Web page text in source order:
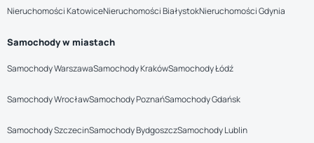
Nieruchomości KatowiceNieruchomości BiałystokNieruchomości Gdynia
Samochody w miastach
Samochody WarszawaSamochody KrakówSamochody Łódź
Samochody WrocławSamochody PoznańSamochody Gdańsk
Samochody SzczecinSamochody BydgoszczSamochody Lublin